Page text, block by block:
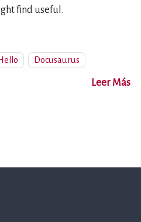
find useful.
Docusaurus
Leer Más